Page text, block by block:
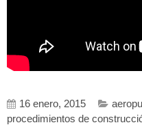
16 enero, 2015
procedimientos de